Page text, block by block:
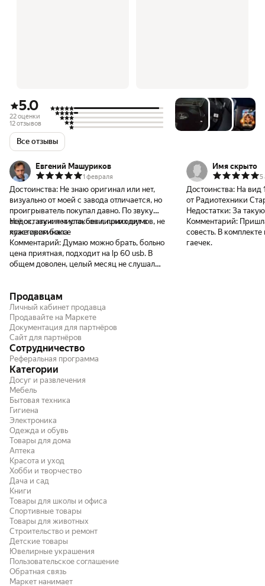
5.0
22 оценки
12 отзывов
Все отзывы
Евгений Машуриков
1 февраля
Достоинства: Не знаю оригинал или нет,
визуально от моей с завода отличается, но
проигрыватель покупал давно. По звуку
всё ок, звучит чисто, без лишних шумов, не
хуже оригинала
Недостатки: нет упаковки, приходит в
пластиком боксе
Комментарий: Думаю можно брать, больно
цена приятная, подходит на lp 60 usb. В
общем доволен, целый месяц не слушал
Имя скрыто
5
Достоинства: На вид
от Радиотехники
Недостатки: За
Комментарий:
совесть. В
гаечек.
Продавцам
Личный кабинет продавца
Продавайте на Маркете
Документация для партнёров
Сайт для партнёров
Сотрудничество
Реферальная программа
Категории
Досуг и развлечения
Мебель
Бытовая техника
Гигиена
Электроника
Одежда и обувь
Товары для дома
Аптека
Красота и уход
Хобби и творчество
Дача и сад
Книги
Товары для школы и офиса
Спортивные товары
Товары для животных
Строительство и ремонт
Детские товары
Ювелирные украшения
Пользовательское соглашение
Обратная связь
Маркет нанимает